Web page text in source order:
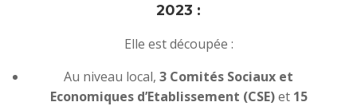
2023 :
Elle est découpée :
Au niveau local, 3 Comités Sociaux et
Economiques d’Etablissement (CSE)et 15